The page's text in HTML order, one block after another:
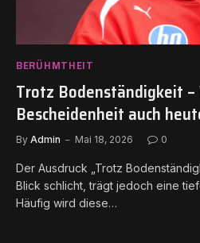
BERÜHMTHEIT
Trotz Bodenständigkeit –
Bescheidenheit auch
By Admin Mai 18, 2026 0
Der Ausdruck „Trotz
Blick schlicht, trägt jedoch eine
Häufig wird diese…